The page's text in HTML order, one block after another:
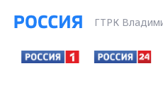
ГТРК